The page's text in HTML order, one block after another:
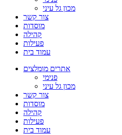
מכון גל עיני
צור קשר
מוסדות
קהילה
פעילות
עמוד בית
אתרים מומלצים
פנימי
מכון גל עיני
צור קשר
מוסדות
קהילה
פעילות
עמוד בית